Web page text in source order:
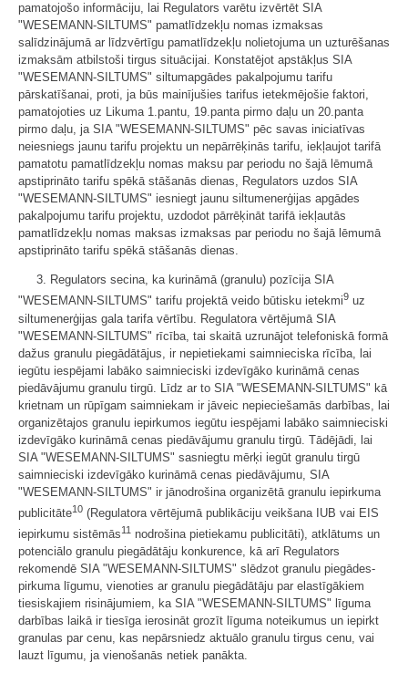
pamatojošo informāciju, lai Regulators varētu izvērtēt SIA
"WESEMANN-SILTUMS" pamatlīdzekļu nomas izmaksas
salīdzinājumā ar līdzvērtīgu pamatlīdzekļu nolietojuma un uzturēšanas
izmaksām atbilstoši tirgus situācijai. Konstatējot apstākļus SIA
"WESEMANN-SILTUMS" siltumapgādes pakalpojumu tarifu
pārskatīšanai, proti, ja būs mainījušies tarifus ietekmējošie faktori,
pamatojoties uz Likuma 1.pantu, 19.panta pirmo daļu un 20.panta
pirmo daļu, ja SIA "WESEMANN-SILTUMS" pēc savas iniciatīvas
neiesniegs jaunu tarifu projektu un nepārrēķinās tarifu, iekļaujot tarifā
pamatotu pamatlīdzekļu nomas maksu par periodu no šajā lēmumā
apstiprināto tarifu spēkā stāšanās dienas, Regulators uzdos SIA
"WESEMANN-SILTUMS" iesniegt jaunu siltumenerģijas apgādes
pakalpojumu tarifu projektu, uzdodot pārrēķināt tarifā iekļautās
pamatlīdzekļu nomas maksas izmaksas par periodu no šajā lēmumā
apstiprināto tarifu spēkā stāšanās dienas.
3. Regulators secina, ka kurināmā (granulu) pozīcija SIA
"WESEMANN-SILTUMS" tarifu projektā veido būtisku ietekmi9 uz
siltumenerģijas gala tarifa vērtību. Regulatora vērtējumā SIA
"WESEMANN-SILTUMS" rīcība, tai skaitā uzrunājot telefoniskā formā
dažus granulu piegādātājus, ir nepietiekami saimnieciska rīcība, lai
iegūtu iespējami labāko saimnieciski izdevīgāko kurināmā cenas
piedāvājumu granulu tirgū. Līdz ar to SIA "WESEMANN-SILTUMS" kā
krietnam un rūpīgam saimniekam ir jāveic nepieciešamās darbības, lai
organizētajos granulu iepirkumos iegūtu iespējami labāko saimnieciski
izdevīgāko kurināmā cenas piedāvājumu granulu tirgū. Tādējādi, lai
SIA "WESEMANN-SILTUMS" sasniegtu mērķi iegūt granulu tirgū
saimnieciski izdevīgāko kurināmā cenas piedāvājumu, SIA
"WESEMANN-SILTUMS" ir jānodrošina organizētā granulu iepirkuma
publicitāte10 (Regulatora vērtējumā publikāciju veikšana IUB vai EIS
iepirkumu sistēmās11 nodrošina pietiekamu publicitāti), atklātums un
potenciālo granulu piegādātāju konkurence, kā arī Regulators
rekomendē SIA "WESEMANN-SILTUMS" slēdzot granulu piegādes-
pirkuma līgumu, vienoties ar granulu piegādātāju par elastīgākiem
tiesiskajiem risinājumiem, ka SIA "WESEMANN-SILTUMS" līguma
darbības laikā ir tiesīga ierosināt grozīt līguma noteikumus un iepirkt
granulas par cenu, kas nepārsniedz aktuālo granulu tirgus cenu, vai
lauzt līgumu, ja vienošanās netiek panākta.